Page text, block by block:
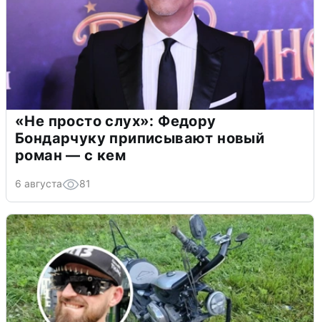
«Не просто слух»: Федору
Бондарчуку приписывают новый
роман — с кем
6 августа 81